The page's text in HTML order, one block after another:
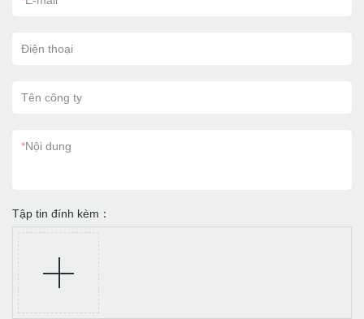
Điện thoại
Tên công ty
*Nội dung
Tập tin đính kèm：